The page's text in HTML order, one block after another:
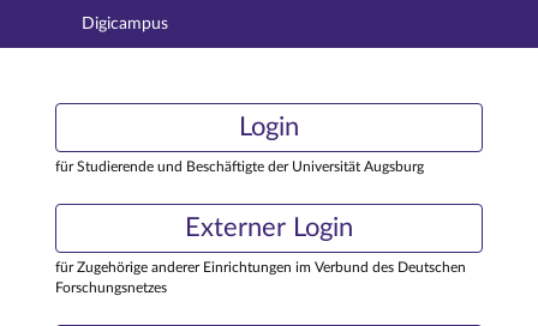
Hauptnavigation
Externer Login
Digicampus
Login
für Studierende und Beschäftigte der Universität Augsburg
Externer Login
für Zugehörige anderer Einrichtungen im Verbund des Deutschen
Forschungsnetzes